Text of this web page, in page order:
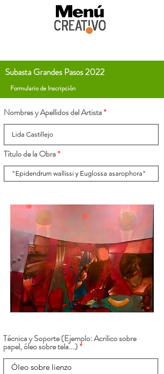
Subasta Grandes Pasos 2022
Formulario de Inscripción
Nombres y Apellidos del Artista
Título de la Obra
Técnica y Soporte (Ejemplo: Acrilico sobre
papel, óleo sobre tela...)